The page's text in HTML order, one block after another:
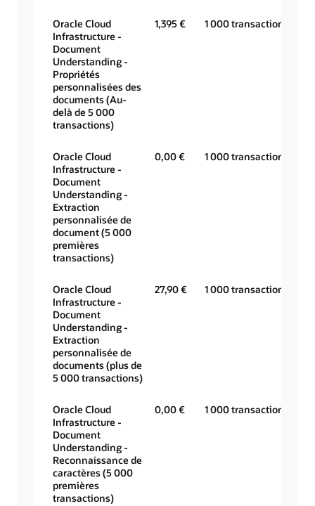
Oracle Cloud
Infrastructure -
Document
Understanding -
Propriétés
personnalisées des
documents (Au-
delà de 5 000
transactions)
1,395 € 1 000 transactions
Oracle Cloud
Infrastructure -
Document
Understanding -
Extraction
personnalisée de
document (5 000
premières
transactions)
0,00 € 1 000 transactions
Oracle Cloud
Infrastructure -
Document
Understanding -
Extraction
personnalisée de
documents (plus de
5 000 transactions)
27,90 € 1 000 transactions
Oracle Cloud
Infrastructure -
Document
Understanding -
Reconnaissance de
caractères (5 000
premières
transactions)
0,00 € 1 000 transactions